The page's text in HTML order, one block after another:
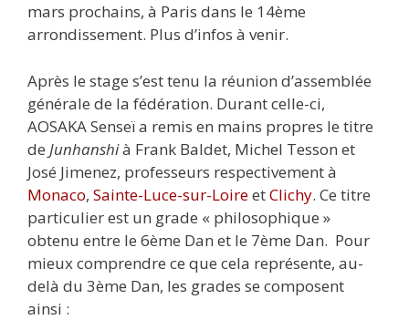
mars prochains, à Paris dans le 14ème
arrondissement. Plus d’infos à venir.
Après le stage s’est tenu la réunion d’assemblée
générale de la fédération. Durant celle-ci,
AOSAKA Senseï a remis en mains propres le titre
de Junhanshià Frank Baldet, Michel Tesson et
José Jimenez, professeurs respectivement à
Monaco, Sainte-Luce-sur-LoireetClichy. Ce titre
particulier est un grade « philosophique »
obtenu entre le 6ème Dan et le 7ème Dan. Pour
mieux comprendre ce que cela représente, au-
delà du 3ème Dan, les grades se composent
ainsi :